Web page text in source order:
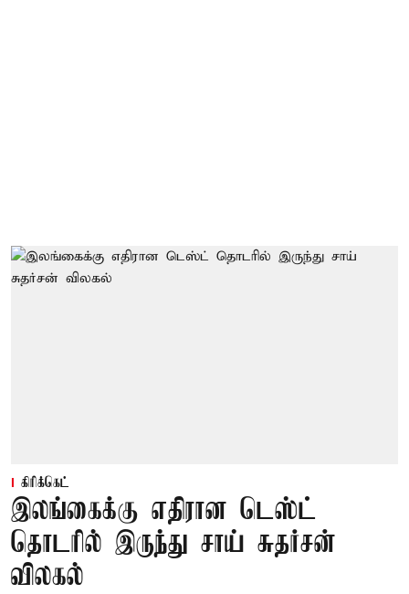
கிரிக்கெட்
இலங்கைக்கு எதிரான டெஸ்ட்
தொடரில் இருந்து சாய் சுதர்சன்
விலகல்